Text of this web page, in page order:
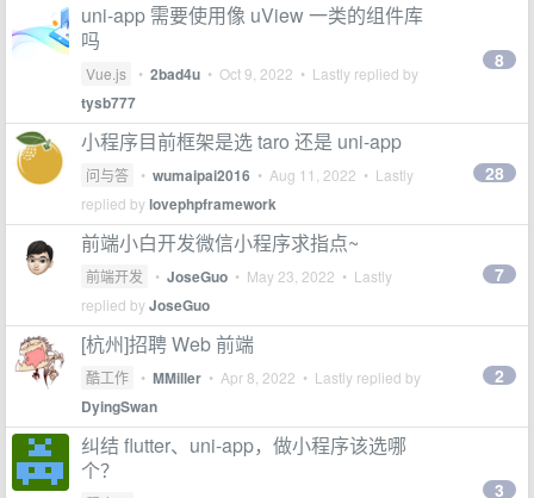
uni-app 需要使用像 uView 一类的组件库
吗
Vue.js • 2bad4u • Oct 9, 2022 • Lastly replied by
tysb777
8
小程序目前框架是选 taro 还是 uni-app
问与答 • wumaipai2016 • Aug 11, 2022 • Lastly
replied bylovephpframework
28
前端小白开发微信小程序求指点~
前端开发 • JoseGuo • May 23, 2022 • Lastly
replied byJoseGuo
7
[杭州]招聘 Web 前端
酷工作 • MMiller • Apr 8, 2022 • Lastly replied by
DyingSwan
2
纠结 flutter、uni-app，做小程序该选哪
个？
3